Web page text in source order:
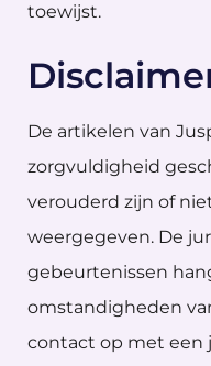
toewijst.
De artikelen van
zorgvuldigheid
verouderd zijn of
weergegeven. De
gebeurtenissen
omstandigheden
contact op met een